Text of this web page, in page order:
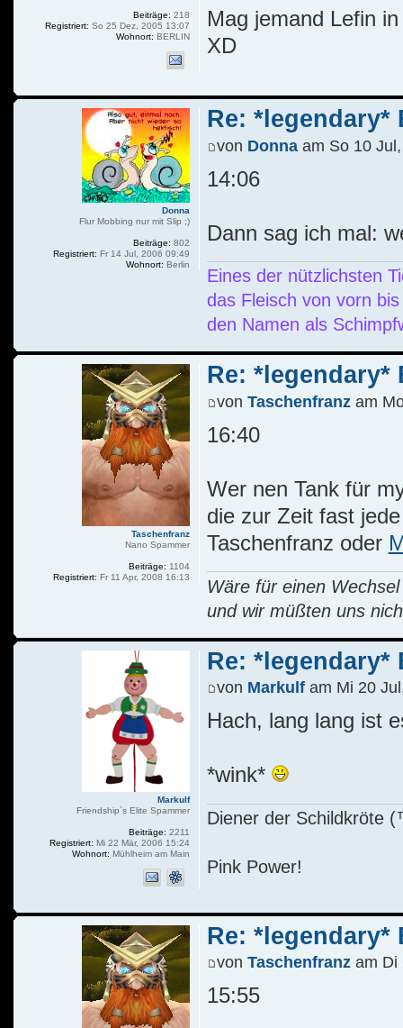
Mag jemand Lefin
XD
Beiträge: 218
Registriert: So 25 Dez, 2005 13:07
Wohnort: BERLIN
Re: *legendary*
von Donnaam So 10
14:06
Dann sag ich mal:
Eines der nützlichsten
das Fleisch von vorn
den Namen als
Donna
Flur Mobbing nur mit Slip ;)
Beiträge: 802
Registriert: Fr 14 Jul, 2006 09:49
Wohnort: Berlin
Re: *legendary*
von Taschenfranzam
16:40
Wer nen Tank für
die zur Zeit fast
Taschenfranz oder
Wäre für einen
und wir müßten uns
Taschenfranz
Nano Spammer
Beiträge: 1104
Registriert: Fr 11 Apr, 2008 16:13
Re: *legendary*
von Markulfam Mi 20
Hach, lang lang ist
*wink*
Diener der Schildkröte
Pink Power!
Markulf
Friendship`s Elite Spammer
Beiträge: 2211
Registriert: Mi 22 Mär, 2006 15:24
Wohnort: Mühlheim am Main
Re: *legendary*
von Taschenfranzam Di
15:55